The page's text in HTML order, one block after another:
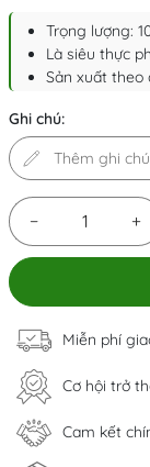
Trọng lượng:
Là siêu thực
Sản xuất theo
Ghi chú:
− +
Miễn phí
Cơ hội trở
Cam kết